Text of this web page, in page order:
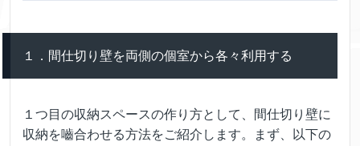
１．間仕切り壁を両側の個室から各々利用する
１つ目の収納スペースの作り方として、間仕切り壁に
収納を嚙合わせる方法をご紹介します。まず、以下の